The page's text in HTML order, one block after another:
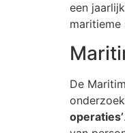
een
maritieme
De
operaties’